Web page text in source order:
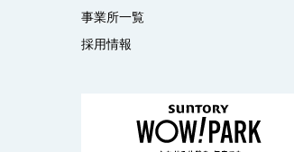
事業所一覧
採用情報